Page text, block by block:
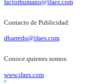
factorhumano@ifaes.com
Contacto de Publicidad:
dbarredo@ifaes.com
Conoce quienes somos:
www.ifaes.com